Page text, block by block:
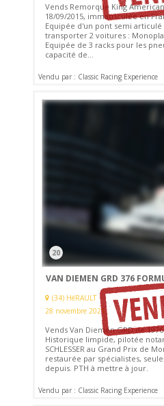
Vends Remorque King
18/09/2015, immatriculée en
Equipée d'un pont semi
transporter 2 voitures :
Equipée de 3 racks pour les
capacité de...
Vendu par : Classic Racing Experience
20
VAN DIEMEN GRD 376
(34) HéRAULT
28 novembre 2021
Vends Van Diemen GRD de 1976
Historique limpide, pilotée
SCHLESSER au Grand Prix de
restaurée par spécialistes,
depuis. PTH à mettre à jour.
Vendu par : Classic Racing Experience